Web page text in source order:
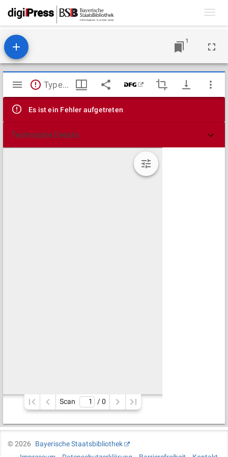
1
Mirador
Viewer
TypeError: Failed to fetch
Es ist ein Fehler aufgetreten
Technische Details
Scan / 0
©2026
Bayerische Staatsbibliothek